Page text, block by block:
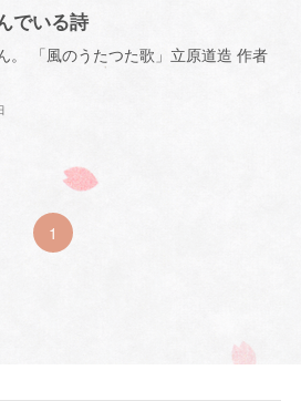
でいる詩
。 「風のうたつた歌」立原道造 作者
1